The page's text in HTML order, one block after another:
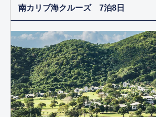
南カリブ海クルーズ 7泊8日